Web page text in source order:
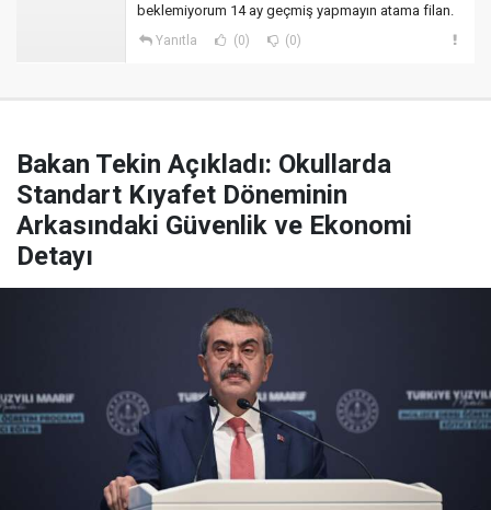
beklemiyorum 14 ay geçmiş yapmayın atama filan.
Yanıtla (0) (0)
Bakan Tekin Açıkladı: Okullarda
Standart Kıyafet Döneminin
Arkasındaki Güvenlik ve Ekonomi
Detayı